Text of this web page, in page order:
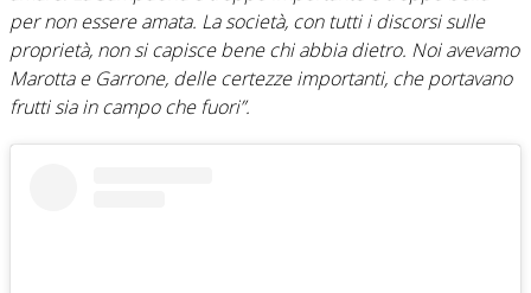
per non essere amata. La società, con tutti i discorsi sulle
proprietà, non si capisce bene chi abbia dietro. Noi avevamo
Marotta e Garrone, delle certezze importanti, che portavano
frutti sia in campo che fuori”.